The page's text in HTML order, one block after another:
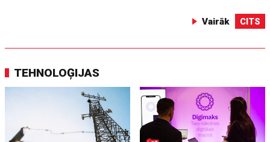
Vairāk CITS
TEHNOLOĢIJAS